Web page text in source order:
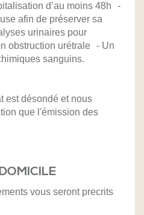
d’au moins 48h -
afin de préserver sa
urinaires pour
obstruction urétrale - Un
sanguins.
est désondé et nous
que l'émission des
vous seront precrits